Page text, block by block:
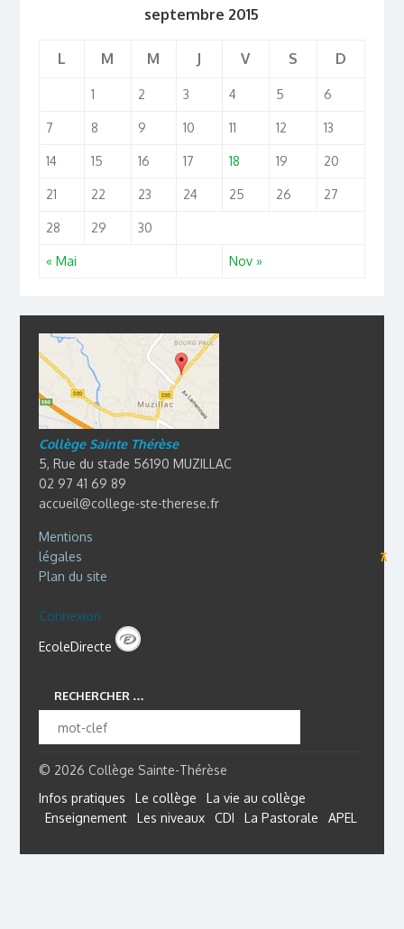
septembre 2015
L M M J V S D
« Mai Nov »
1 2 3 4 5 6
7 8 9 10 11 12 13
14 15 16 17 18 19 20
21 22 23 24 25 26 27
28 29 30
Collège Sainte Thérèse
5, Rue du stade 56190 MUZILLAC
02 97 41 69 89
accueil@college-ste-therese.fr
Mentions
légales
⊼
Plan du site
Connexion
EcoleDirecte
RECHERCHER …
© 2026 Collège Sainte-Thérèse
Infos pratiques
Le collège
La vie au collège
Enseignement
Les niveaux CDI La Pastorale APEL